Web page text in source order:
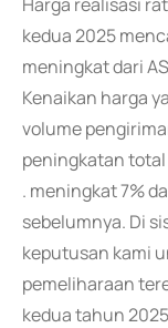
kedua 2025
meningkat dari
Kenaikan harga
volume
peningkatan
. meningkat 7%
sebelumnya. Di
keputusan kami
pemeliharaan
kedua tahun